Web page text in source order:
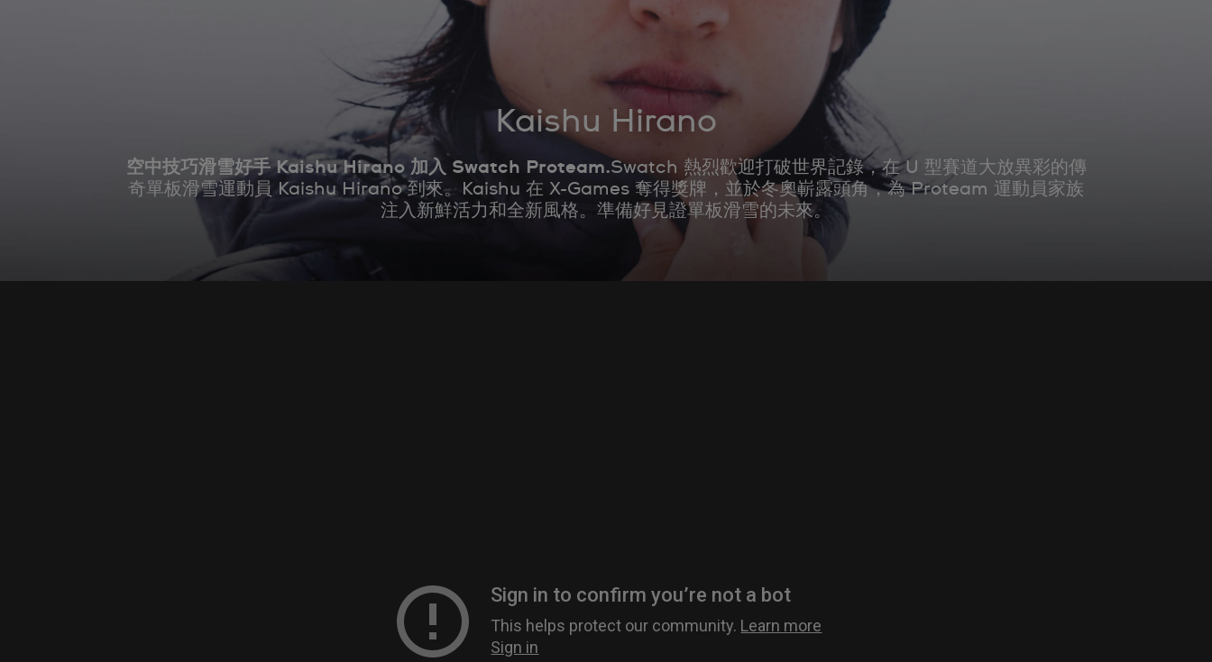
Kaishu Hirano
空中技巧滑雪好手 Kaishu Hirano 加入 Swatch Proteam.Swatch 熱烈歡迎打破世界記錄，在 U 型賽道大放異彩的傳
奇單板滑雪運動員 Kaishu Hirano 到來。Kaishu 在 X-Games 奪得獎牌，並於冬奧嶄露頭角，為 Proteam 運動員家族
注入新鮮活力和全新風格。準備好見證單板滑雪的未來。